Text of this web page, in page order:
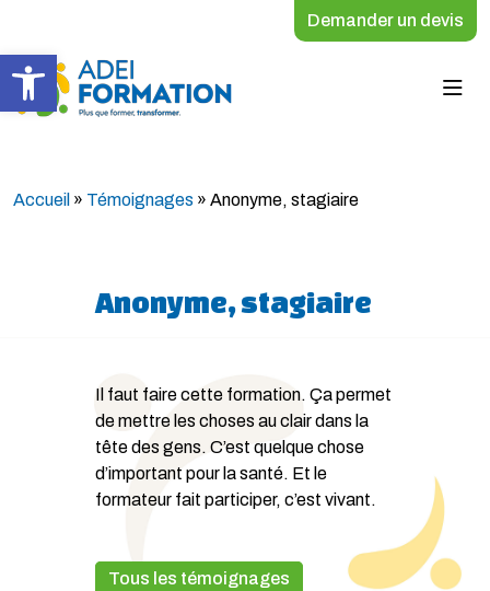
Ouvrir la barre d’outils
Demander un devis
Accueil » Témoignages » Anonyme, stagiaire
Anonyme, stagiaire
Il faut faire cette formation. Ça permet
de mettre les choses au clair dans la
tête des gens. C’est quelque chose
d’important pour la santé. Et le
formateur fait participer, c’est vivant.
Tous les témoignages